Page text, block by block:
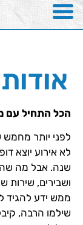
הכל התחיל עם
לפני יותר מחמש
לא אירוע יוצא
שנה. אבל מה
ושבירים,
ממש ידע להגיד
שילמו הרבה,